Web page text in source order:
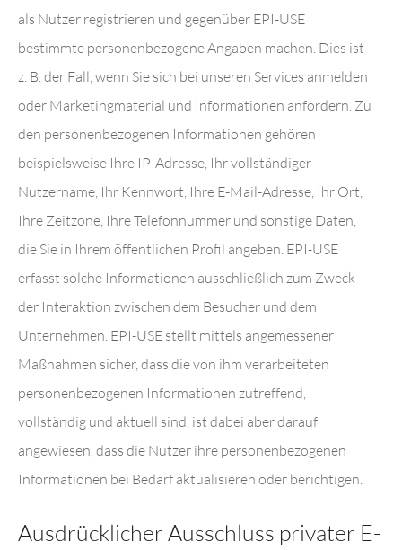
als Nutzer registrieren und gegenüber EPI-USE
bestimmte personenbezogene Angaben machen. Dies ist
z. B. der Fall, wenn Sie sich bei unseren Services anmelden
oder Marketingmaterial und Informationen anfordern. Zu
den personenbezogenen Informationen gehören
beispielsweise Ihre IP-Adresse, Ihr vollständiger
Nutzername, Ihr Kennwort, Ihre E-Mail-Adresse, Ihr Ort,
Ihre Zeitzone, Ihre Telefonnummer und sonstige Daten,
die Sie in Ihrem öffentlichen Profil angeben. EPI-USE
erfasst solche Informationen ausschließlich zum Zweck
der Interaktion zwischen dem Besucher und dem
Unternehmen. EPI-USE stellt mittels angemessener
Maßnahmen sicher, dass die von ihm verarbeiteten
personenbezogenen Informationen zutreffend,
vollständig und aktuell sind, ist dabei aber darauf
angewiesen, dass die Nutzer ihre personenbezogenen
Informationen bei Bedarf aktualisieren oder berichtigen.
Ausdrücklicher Ausschluss privater E-